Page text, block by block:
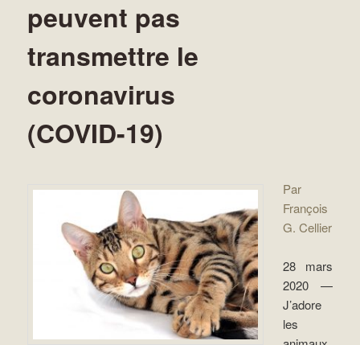
peuvent pas
transmettre le
coronavirus
(COVID-19)
Par
François
G. Cellier
28 mars
2020 —
J’adore
les